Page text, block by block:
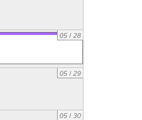
05/ 28
05/ 29
05/ 30